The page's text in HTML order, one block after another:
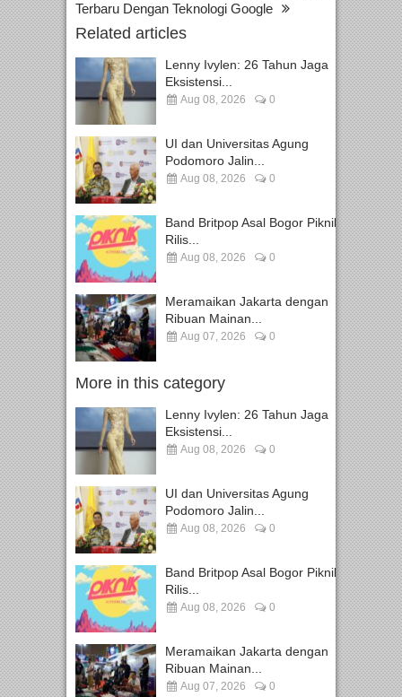
Terbaru Dengan Teknologi Google
Related articles
Lenny Ivylen: 26 Tahun Jaga
Eksistensi...
Aug 08, 2026 0
UI dan Universitas Agung
Podomoro Jalin...
Aug 08, 2026 0
Band Britpop Asal Bogor Piknik
Rilis...
Aug 08, 2026 0
Meramaikan Jakarta dengan
Ribuan Mainan...
Aug 07, 2026 0
More in this category
Lenny Ivylen: 26 Tahun Jaga
Eksistensi...
Aug 08, 2026 0
UI dan Universitas Agung
Podomoro Jalin...
Aug 08, 2026 0
Band Britpop Asal Bogor Piknik
Rilis...
Aug 08, 2026 0
Meramaikan Jakarta dengan
Ribuan Mainan...
Aug 07, 2026 0